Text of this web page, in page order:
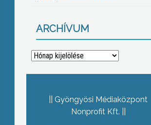
ARCHÍVUM
Archívum
Gyöngyösi Médiaközpont
Nonprofit Kft.